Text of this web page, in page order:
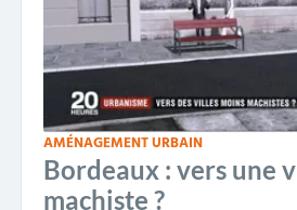
AMÉNAGEMENT URBAIN
Bordeaux : vers une
machiste ?